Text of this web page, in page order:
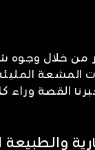
خلال وجوه
المشعة
القصة وراء
والطبيعة